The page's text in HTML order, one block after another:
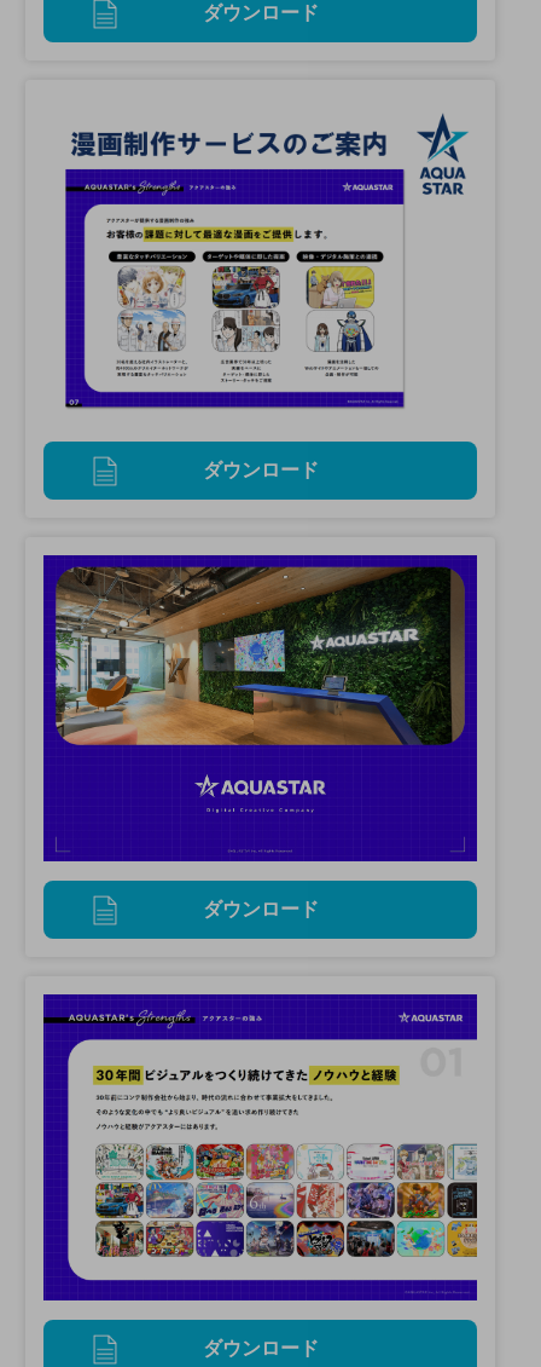
ダウンロード
ダウンロード
ダウンロード
ダウンロード